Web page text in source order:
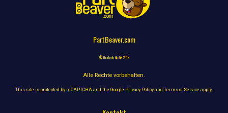
PartBeaver.com
© Ifratech GmbH 2019
Alle Rechte vorbehalten.
This site is protected by reCAPTCHA and the Google Privacy Policy and Terms of Service apply.